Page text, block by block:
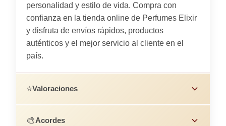
personalidad y estilo de vida. Compra con
confianza en la tienda online de Perfumes Elixir
y disfruta de envíos rápidos, productos
auténticos y el mejor servicio al cliente en el
país.
⭐Valoraciones
🎨Acordes